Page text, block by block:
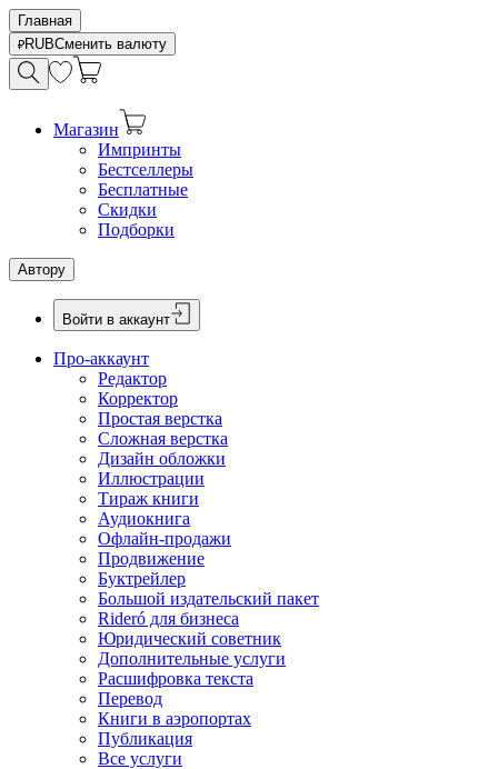
Главная
RUBСменить валюту
Магазин
Импринты
Бестселлеры
Бесплатные
Скидки
Подборки
Автору
Войти в аккаунт
Про-аккаунт
Редактор
Корректор
Простая верстка
Сложная верстка
Дизайн обложки
Иллюстрации
Тираж книги
Аудиокнига
Офлайн-продажи
Продвижение
Буктрейлер
Большой издательский пакет
Rideró для бизнеса
Юридический советник
Дополнительные услуги
Расшифровка текста
Перевод
Книги в аэропортах
Публикация
Все услуги